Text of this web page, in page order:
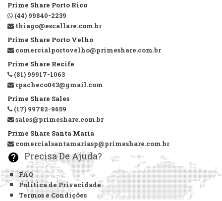
Prime Share Porto Rico
(44) 99840-2239
thiago@escallare.com.br
Prime Share Porto Velho
comercialportovelho@primeshare.com.br
Prime Share Recife
(81) 99917-1063
rpacheco043@gmail.com
Prime Share Sales
(17) 99782-9659
sales@primeshare.com.br
Prime Share Santa Maria
comercialsantamariasp@primeshare.com.br
help Precisa De Ajuda?
FAQ
Política de Privacidade
Termos e Condições